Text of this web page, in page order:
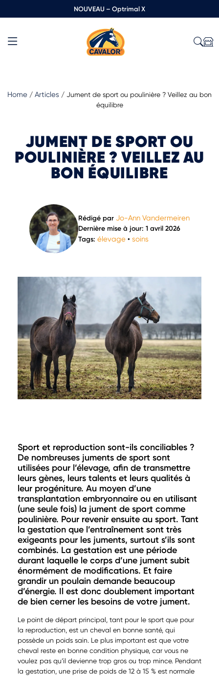
NOUVEAU – Optrimal X
Home / Articles / Jument de sport ou poulinière ? Veillez au bon
équilibre
JUMENT DE SPORT OU
POULINIÈRE ? VEILLEZ AU
BON ÉQUILIBRE
Rédigé par Jo-Ann Vandermeiren
Dernière mise à jour: 1 avril 2026
Tags: élevage • soins
Sport et reproduction sont-ils conciliables ?
De nombreuses juments de sport sont
utilisées pour l’élevage, afin de transmettre
leurs gènes, leurs talents et leurs qualités à
leur progéniture. Au moyen d’une
transplantation embryonnaire ou en utilisant
(une seule fois) la jument de sport comme
poulinière. Pour revenir ensuite au sport. Tant
la gestation que l’entraînement sont très
exigeants pour les juments, surtout s’ils sont
combinés. La gestation est une période
durant laquelle le corps d’une jument subit
énormément de modifications. Et faire
grandir un poulain demande beaucoup
d’énergie. Il est donc doublement important
de bien cerner les besoins de votre jument.
Le point de départ principal, tant pour le sport que pour
la reproduction, est un cheval en bonne santé, qui
possède un poids sain. Le plus important est que votre
cheval reste en bonne condition physique, car vous ne
voulez pas qu’il devienne trop gros ou trop mince. Pendant
la gestation, une prise de poids de 12 à 15 % est normale